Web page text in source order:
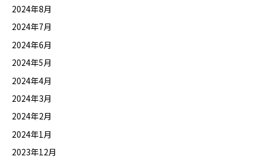
2024年8月
2024年7月
2024年6月
2024年5月
2024年4月
2024年3月
2024年2月
2024年1月
2023年12月